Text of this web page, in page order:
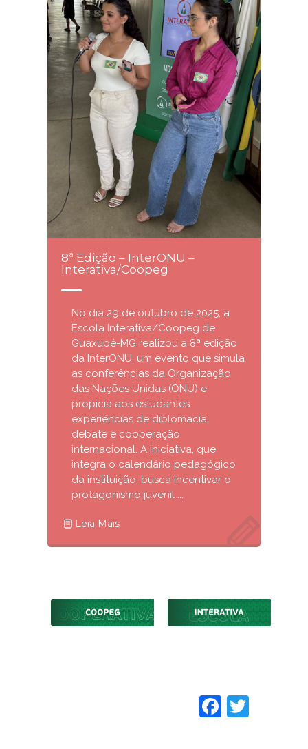
8ª Edição – InterONU –
Interativa/Coopeg
No dia 29 de outubro de 2025, a
Escola Interativa/Coopeg de
Guaxupé-MG realizou a 8ª edição
da InterONU, um evento que simula
as conferências da Organização
das Nações Unidas (ONU) e
propicia aos estudantes
experiências de diplomacia,
debate e cooperação
internacional. A iniciativa, que
integra o calendário pedagógico
da instituição, busca incentivar o
protagonismo juvenil ...
Leia Mais